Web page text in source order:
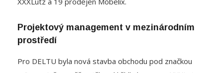
Projektový management v mezinárodním
Pro DELTU byla nová stavba obchodu pod značkou
již třetím projektem v Německu. V loňském roce byly